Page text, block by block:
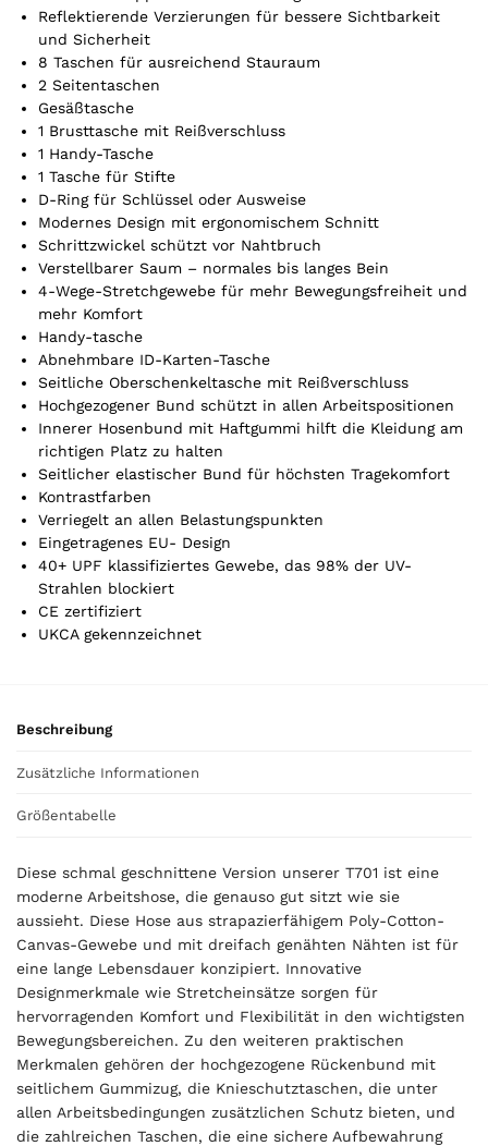
u
i
s
0
,
0
€
Reflektierende Verzierungen für bessere Sichtbarkeit
und Sicherheit
8 Taschen für ausreichend Stauraum
2 Seitentaschen
Gesäßtasche
1 Brusttasche mit Reißverschluss
1 Handy-Tasche
1 Tasche für Stifte
D-Ring für Schlüssel oder Ausweise
Modernes Design mit ergonomischem Schnitt
Schrittzwickel schützt vor Nahtbruch
Verstellbarer Saum – normales bis langes Bein
4-Wege-Stretchgewebe für mehr Bewegungsfreiheit und
mehr Komfort
Handy-tasche
Abnehmbare ID-Karten-Tasche
Seitliche Oberschenkeltasche mit Reißverschluss
Hochgezogener Bund schützt in allen Arbeitspositionen
Innerer Hosenbund mit Haftgummi hilft die Kleidung am
richtigen Platz zu halten
Seitlicher elastischer Bund für höchsten Tragekomfort
Kontrastfarben
Verriegelt an allen Belastungspunkten
Eingetragenes EU- Design
40+ UPF klassifiziertes Gewebe, das 98% der UV-
Strahlen blockiert
CE zertifiziert
UKCA gekennzeichnet
Beschreibung
Zusätzliche Informationen
Größentabelle
Diese schmal geschnittene Version unserer T701 ist eine
moderne Arbeitshose, die genauso gut sitzt wie sie
aussieht. Diese Hose aus strapazierfähigem Poly-Cotton-
Canvas-Gewebe und mit dreifach genähten Nähten ist für
eine lange Lebensdauer konzipiert. Innovative
Designmerkmale wie Stretcheinsätze sorgen für
hervorragenden Komfort und Flexibilität in den wichtigsten
Bewegungsbereichen. Zu den weiteren praktischen
Merkmalen gehören der hochgezogene Rückenbund mit
seitlichem Gummizug, die Knieschutztaschen, die unter
allen Arbeitsbedingungen zusätzlichen Schutz bieten, und
die zahlreichen Taschen, die eine sichere Aufbewahrung